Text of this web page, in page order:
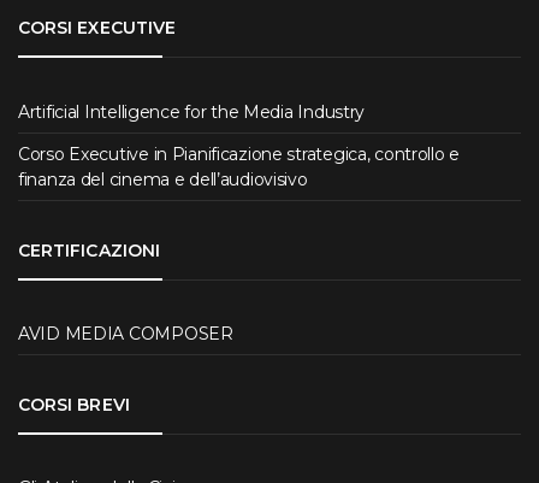
CORSI EXECUTIVE
Artificial Intelligence for the Media Industry
Corso Executive in Pianificazione strategica, controllo e
finanza del cinema e dell’audiovisivo
CERTIFICAZIONI
AVID MEDIA COMPOSER
CORSI BREVI